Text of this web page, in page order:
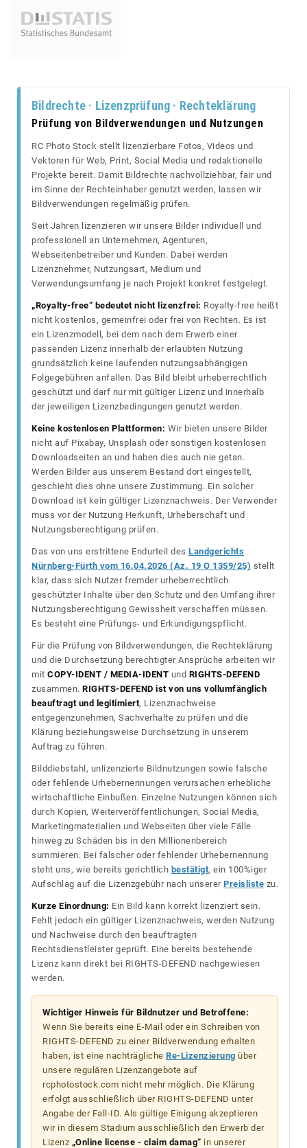
Bildrechte · Lizenzprüfung · Rechteklärung
Prüfung von Bildverwendungen und Nutzungen
RC Photo Stock stellt lizenzierbare Fotos, Videos und
Vektoren für Web, Print, Social Media und redaktionelle
Projekte bereit. Damit Bildrechte nachvollziehbar, fair und
im Sinne der Rechteinhaber genutzt werden, lassen wir
Bildverwendungen regelmäßig prüfen.
Seit Jahren lizenzieren wir unsere Bilder individuell und
professionell an Unternehmen, Agenturen,
Webseitenbetreiber und Kunden. Dabei werden
Lizenznehmer, Nutzungsart, Medium und
Verwendungsumfang je nach Projekt konkret festgelegt.
„Royalty-free“ bedeutet nicht lizenzfrei: Royalty-free heißt
nicht kostenlos, gemeinfrei oder frei von Rechten. Es ist
ein Lizenzmodell, bei dem nach dem Erwerb einer
passenden Lizenz innerhalb der erlaubten Nutzung
grundsätzlich keine laufenden nutzungsabhängigen
Folgegebühren anfallen. Das Bild bleibt urheberrechtlich
geschützt und darf nur mit gültiger Lizenz und innerhalb
der jeweiligen Lizenzbedingungen genutzt werden.
Keine kostenlosen Plattformen: Wir bieten unsere Bilder
nicht auf Pixabay, Unsplash oder sonstigen kostenlosen
Downloadseiten an und haben dies auch nie getan.
Werden Bilder aus unserem Bestand dort eingestellt,
geschieht dies ohne unsere Zustimmung. Ein solcher
Download ist kein gültiger Lizenznachweis. Der Verwender
muss vor der Nutzung Herkunft, Urheberschaft und
Nutzungsberechtigung prüfen.
Das von uns erstrittene Endurteil des Landgerichts
Nürnberg-Fürth vom 16.04.2026 (Az. 19 O 1359/25) stellt
klar, dass sich Nutzer fremder urheberrechtlich
geschützter Inhalte über den Schutz und den Umfang ihrer
Nutzungsberechtigung Gewissheit verschaffen müssen.
Es besteht eine Prüfungs- und Erkundigungspflicht.
Für die Prüfung von Bildverwendungen, die Rechteklärung
und die Durchsetzung berechtigter Ansprüche arbeiten wir
mit COPY-IDENT / MEDIA-IDENT und RIGHTS-DEFEND
zusammen. RIGHTS-DEFEND ist von uns vollumfänglich
beauftragt und legitimiert, Lizenznachweise
entgegenzunehmen, Sachverhalte zu prüfen und die
Klärung beziehungsweise Durchsetzung in unserem
Auftrag zu führen.
Bilddiebstahl, unlizenzierte Bildnutzungen sowie falsche
oder fehlende Urhebernennungen verursachen erhebliche
wirtschaftliche Einbußen. Einzelne Nutzungen können sich
durch Kopien, Weiterveröffentlichungen, Social Media,
Marketingmaterialien und Webseiten über viele Fälle
hinweg zu Schäden bis in den Millionenbereich
summieren. Bei falscher oder fehlender Urhebernennung
steht uns, wie bereits gerichtlich bestätigt, ein 100%iger
Aufschlag auf die Lizenzgebühr nach unserer Preisliste zu.
Kurze Einordnung: Ein Bild kann korrekt lizenziert sein.
Fehlt jedoch ein gültiger Lizenznachweis, werden Nutzung
und Nachweise durch den beauftragten
Rechtsdienstleister geprüft. Eine bereits bestehende
Lizenz kann direkt bei RIGHTS-DEFEND nachgewiesen
werden.
Wichtiger Hinweis für Bildnutzer und Betroffene:
Wenn Sie bereits eine E-Mail oder ein Schreiben von
RIGHTS-DEFEND zu einer Bildverwendung erhalten
haben, ist eine nachträgliche Re-Lizenzierung über
unsere regulären Lizenzangebote auf
rcphotostock.com nicht mehr möglich. Die Klärung
erfolgt ausschließlich über RIGHTS-DEFEND unter
Angabe der Fall-ID. Als gültige Einigung akzeptieren
wir in diesem Stadium ausschließlich den Erwerb der
Lizenz „Online license - claim damag“ in unserer